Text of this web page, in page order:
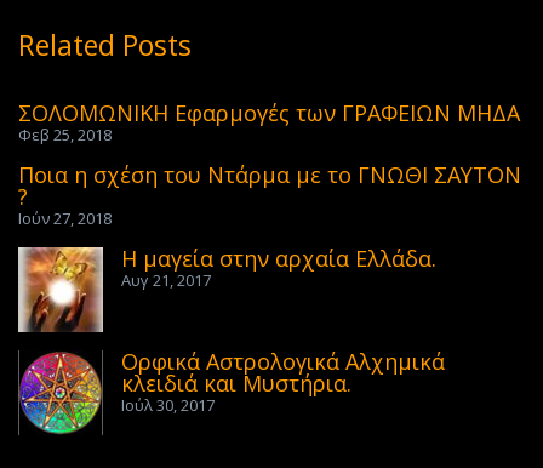
Related Posts
ΣΟΛΟΜΩΝΙΚΗ Εφαρμογές των ΓΡΑΦΕΙΩΝ ΜΗΔΑ
Φεβ 25, 2018
Ποια η σχέση του Ντάρμα με το ΓΝΩΘΙ ΣΑΥΤΟΝ
?
Ιούν 27, 2018
Η μαγεία στην αρχαία Ελλάδα.
Αυγ 21, 2017
Ορφικά Αστρολογικά Αλχημικά
κλειδιά και Μυστήρια.
Ιούλ 30, 2017